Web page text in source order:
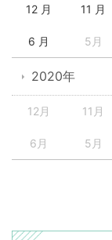
12 月 11 月
6 月 5月
2020年
12月 11月
6月 5月